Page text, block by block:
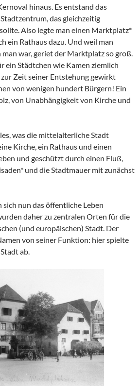
hinaus. Es entstand das
das gleichzeitig
Also legte man einen Marktplatz*
ein Rathaus dazu. Und weil man
war, geriet der Marktplatz so groß.
ein Städtchen wie Kamen ziemlich
Zeit seiner Entstehung gewirkt
von wenigen hundert Bürgern! Ein
von Unabhängigkeit von Kirche und
was die mittelalterliche Stadt
Kirche, ein Rathaus und einen
und geschützt durch einen Fluß,
und die Stadtmauer mit zunächst
sich nun das öffentliche Leben
daher zu zentralen Orten für die
(und europäischen) Stadt. Der
von seiner Funktion: hier spielte
ab.